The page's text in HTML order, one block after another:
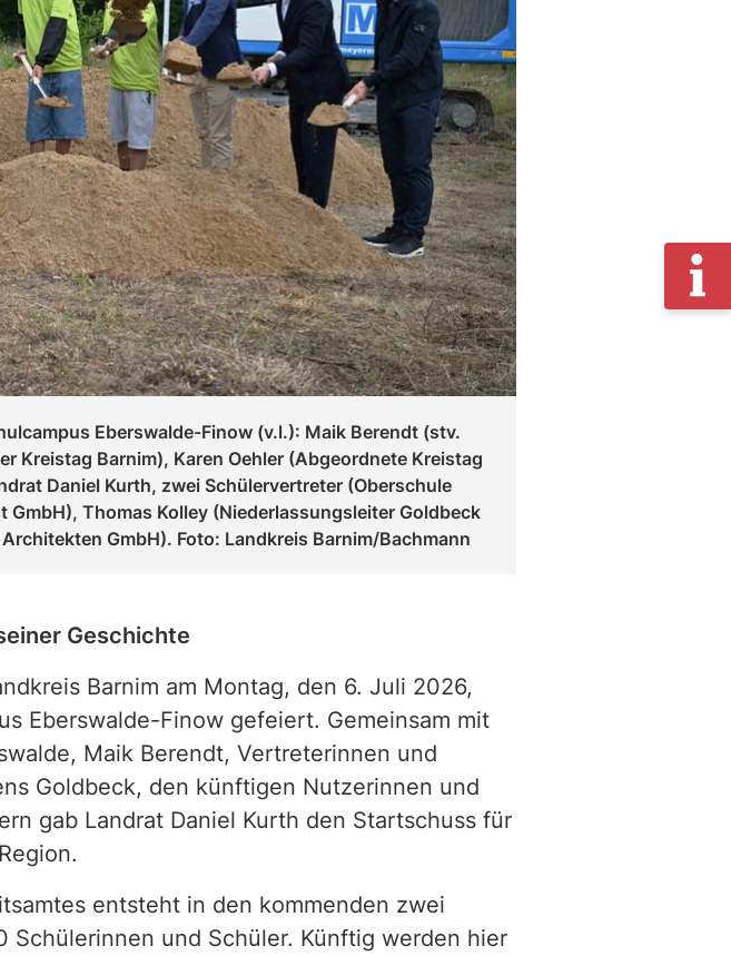
Eberswalde-Finow (v.l.): Maik Berendt (stv.
Kreistag Barnim), Karen Oehler (Abgeordnete Kreistag
Daniel Kurth, zwei Schülervertreter (Oberschule
Thomas Kolley (Niederlassungsleiter Goldbeck
GmbH). Foto: Landkreis Barnim/Bachmann
Geschichte
Barnim am Montag, den 6. Juli 2026,
Eberswalde-Finow gefeiert. Gemeinsam mit
Maik Berendt, Vertreterinnen und
Goldbeck, den künftigen Nutzerinnen und
gab Landrat Daniel Kurth den Startschuss für
entsteht in den kommenden zwei
und Schüler. Künftig werden hier